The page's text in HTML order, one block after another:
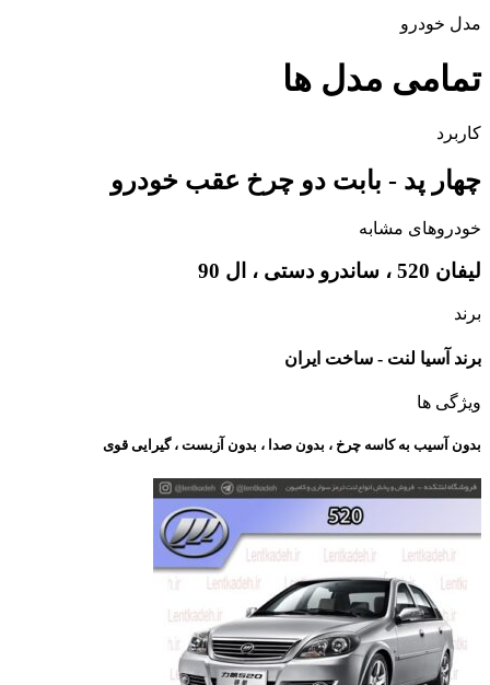
مدل خودرو
تمامی مدل ها
کاربرد
چهار پد - بابت دو چرخ عقب خودرو
خودروهای مشابه
لیفان 520 ، ساندرو دستی ، ال 90
برند
برند آسیا لنت - ساخت ایران
ویژگی ها
بدون آسیب به کاسه چرخ ، بدون صدا ، بدون آزبست ، گیرایی قوی​